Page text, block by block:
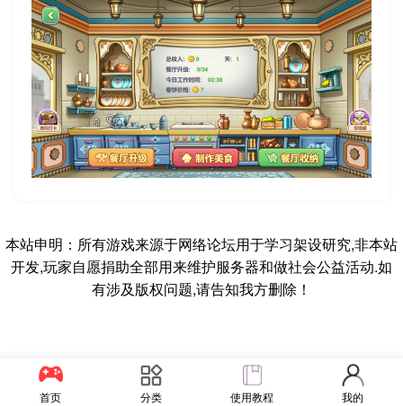
本站申明：所有游戏来源于网络论坛用于学习架设研究,非本站
开发,玩家自愿捐助全部用来维护服务器和做社会公益活动.如
有涉及版权问题,请告知我方删除！
首页 分类 使用教程 我的